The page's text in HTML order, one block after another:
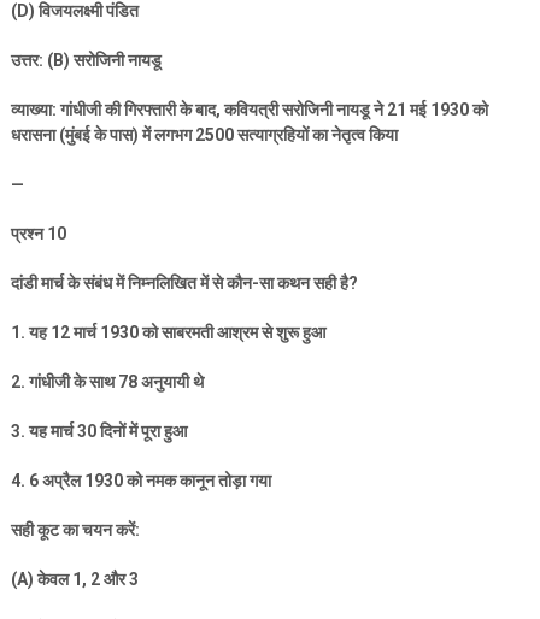
(D)विजयलक्ष्मी पंडित
उत्तर: (B)सरोजिनी नायडू
व्याख्या: गांधीजी की गिरफ्तारी के बाद,कवियत्री सरोजिनी नायडू ने21 मई1930को
धरासना (मुंबई के पास) में लगभग2500सत्याग्रहियों का नेतृत्व किया
—
प्रश्न10
दांडी मार्च के संबंध में निम्नलिखित में से कौन-सा कथन सही है?
1.यह12मार्च1930को साबरमती आश्रम से शुरू हुआ
2.गांधीजी के साथ78अनुयायी थे
3.यह मार्च30दिनों में पूरा हुआ
4. 6अप्रैल1930को नमक कानून तोड़ा गया
सही कूट का चयन करें:
(A)केवल1, 2और3